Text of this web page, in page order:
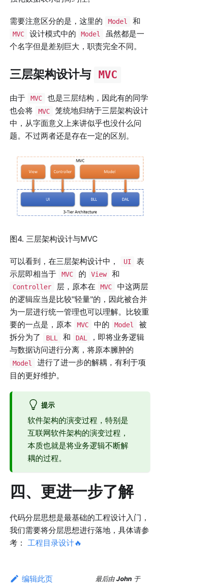
需要注意区分的是，这里的 Model 和
MVC 设计模式中的 Model
虽然都是一
个名字但是差别巨大，职责完全不同。
三层架构设计与 MVC
由于 MVC
也是三层结构，因此有的同学
也会将
MVC
笼统地归纳于三层架构设计
中，从字面意义上来讲似乎也没什么问
题。不过两者还是存在一定的区别。
图4. 三层架构设计与MVC
可以看到，在三层架构设计中， UI
表
示层即相当于
MVC 的 View 和
Controller 层，原本在 MVC
中这两层
的逻辑应当是比较"轻量"的，因此被合并
为一层进行统一管理也可以理解。比较重
要的一点是，原本
MVC 中的 Model
被
拆分为了
BLL 和 DAL
，即将业务逻辑
与数据访问进行分离，将原本臃肿的
Model
进行了进一步的解耦，有利于项
目的更好维护。
提示
软件架构的演变过程，特别是
互联网软件架构的演变过程，
本质也就是将业务逻辑不断解
耦的过程。
四、更进一步了解
代码分层思想是最基础的工程设计入门，
我们需要将分层思想进行落地，具体请参
考： 工程目录设计🔥
编辑此页 最后由John 于